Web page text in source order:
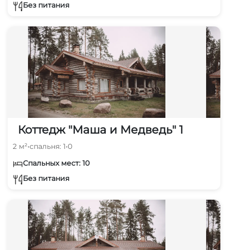
Без питания
Коттедж "Маша и Медведь" 1
2 м²•спальня: 1•0
Спальных мест: 10
Без питания